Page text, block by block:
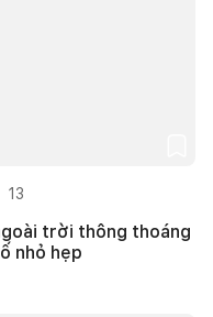
13
trời thông thoáng
nhỏ hẹp